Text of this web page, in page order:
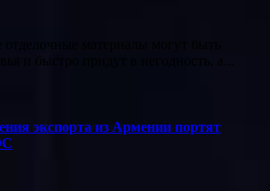
экспорта из Армении портят